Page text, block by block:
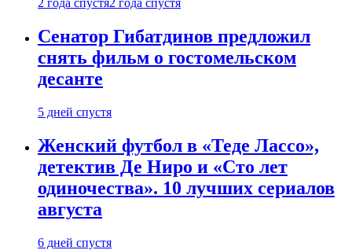
2 года спустя2 года спустя
Сенатор Гибатдинов предложил
снять фильм о гостомельском
десанте
5 дней спустя
Женский футбол в «Теде Лассо»,
детектив Де Ниро и «Сто лет
одиночества». 10 лучших сериалов
августа
6 дней спустя